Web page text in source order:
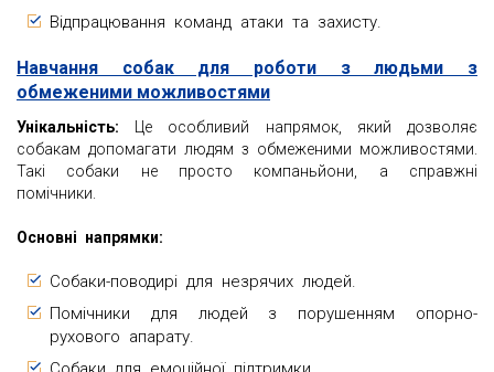
Відпрацювання команд атаки та захисту.
Навчання собак для роботи з людьми з
обмеженими можливостями
Унікальність: Це особливий напрямок, який дозволяє
собакам допомагати людям з обмеженими можливостями.
Такі собаки не просто компаньйони, а справжні
помічники.
Основні напрямки:
Собаки-поводирі для незрячих людей.
Помічники для людей з порушенням опорно-
рухового апарату.